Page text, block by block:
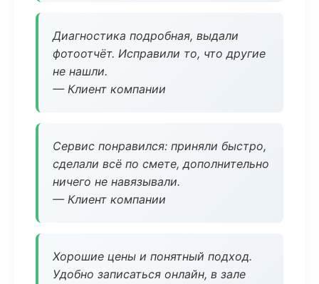
Диагностика подробная, выдали
фотоотчёт. Исправили то, что другие
не нашли.
— Клиент компании
Сервис понравился: приняли быстро,
сделали всё по смете, дополнительно
ничего не навязывали.
— Клиент компании
Хорошие цены и понятный подход.
Удобно записаться онлайн, в зале